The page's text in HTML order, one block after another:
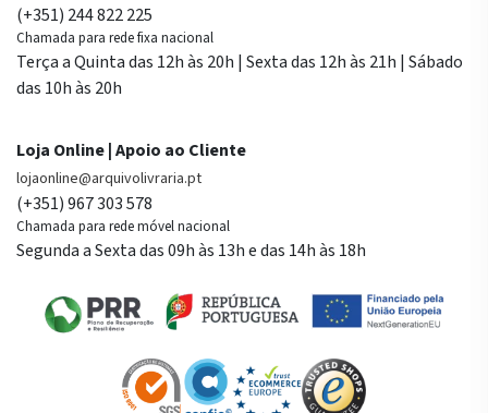
(+351) 244 822 225
Chamada para rede fixa nacional
Terça a Quinta das 12h às 20h | Sexta das 12h às 21h | Sábado
das 10h às 20h
Loja Online | Apoio ao Cliente
lojaonline@arquivolivraria.pt
(+351) 967 303 578
Chamada para rede móvel nacional
Segunda a Sexta das 09h às 13h e das 14h às 18h